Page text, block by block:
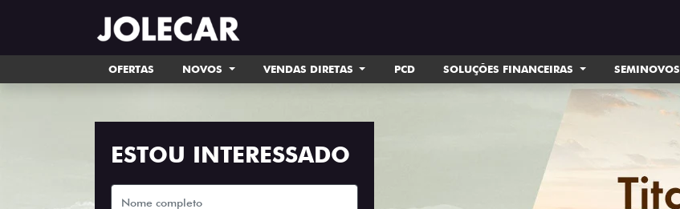
OFERTAS NOVOS VENDAS DIRETAS PCD SOLUÇÕES FINANCEIRAS SEMINOVOS
ESTOU INTERESSADO